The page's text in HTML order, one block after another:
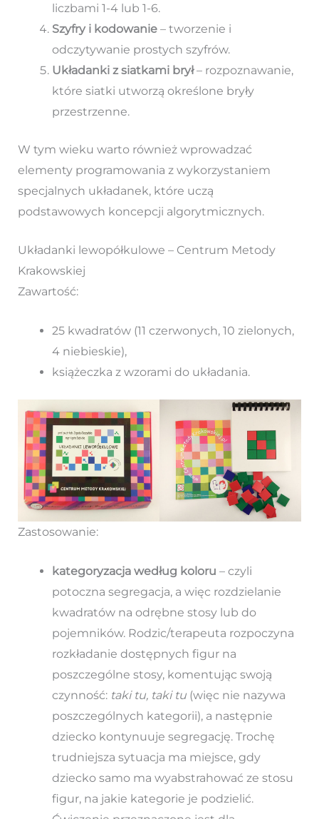
liczbami 1-4 lub 1-6.
Szyfry i kodowanie– tworzenie i
odczytywanie prostych szyfrów.
Układanki z siatkami brył– rozpoznawanie,
które siatki utworzą określone bryły
przestrzenne.
W tym wieku warto również wprowadzać
elementy programowania z wykorzystaniem
specjalnych układanek, które uczą
podstawowych koncepcji algorytmicznych.
Układanki lewopółkulowe – Centrum Metody
Krakowskiej
Zawartość:
25 kwadratów (11 czerwonych, 10 zielonych,
4 niebieskie),
książeczka z wzorami do układania.
Zastosowanie:
kategoryzacja według koloru – czyli
potoczna segregacja, a więc rozdzielanie
kwadratów na odrębne stosy lub do
pojemników. Rodzic/terapeuta rozpoczyna
rozkładanie dostępnych figur na
poszczególne stosy, komentując swoją
czynność: taki tu, taki tu(więc nie nazywa
poszczególnych kategorii), a następnie
dziecko kontynuuje segregację. Trochę
trudniejsza sytuacja ma miejsce, gdy
dziecko samo ma wyabstrahować ze stosu
figur, na jakie kategorie je podzielić.